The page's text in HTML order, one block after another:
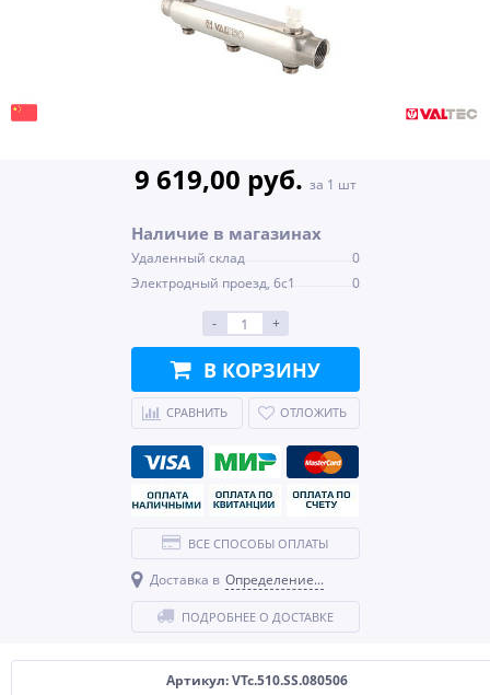
Артикул: VTc.510.SS.080506
9 619,00 руб. за 1 шт
Наличие в магазинах
Удаленный склад
0
Электродный проезд, 6с1
0
- +
В КОРЗИНУ
СРАВНИТЬ ОТЛОЖИТЬ
ВСЕ СПОСОБЫ ОПЛАТЫ
Доставка в Определение...
ПОДРОБНЕЕ О ДОСТАВКЕ